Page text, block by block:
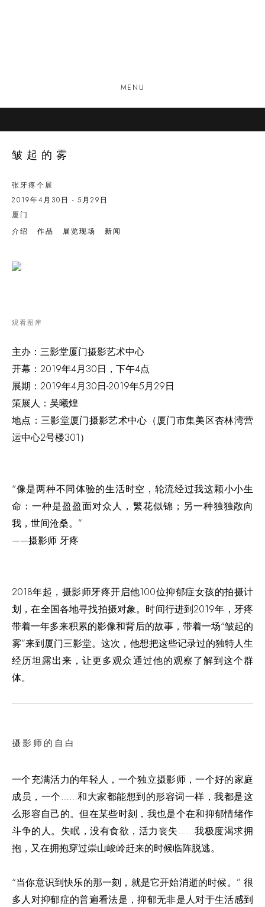
MENU
皱起的雾
张牙疼个展
2019年4月30日 - 5月29日
厦门
介绍
作品 展览现场 新闻
观看图库
主办：三影堂厦门摄影艺术中心
开幕：2019年4月30日，下午4点
展期：2019年4月30日-2019年5月29日
策展人：吴曦煌
地点：三影堂厦门摄影艺术中心（厦门市集美区杏林湾营
运中心2号楼301）
“像是两种不同体验的生活时空，轮流经过我这颗小小生
命：一种是盈盈面对众人，繁花似锦；另一种独独敞向
我，世间沧桑。”
——摄影师 牙疼
2018年起，摄影师牙疼开启他100位抑郁症女孩的拍摄计
划，在全国各地寻找拍摄对象。时间行进到2019年，牙疼
带着一年多来积累的影像和背后的故事，带着一场“皱起的
雾”来到厦门三影堂。这次，他想把这些记录过的独特人生
经历坦露出来，让更多观众通过他的观察了解到这个群
体。
摄影师的自白
一个充满活力的年轻人，一个独立摄影师，一个好的家庭
成员，一个……和大家都能想到的形容词一样，我都是这
么形容自己的。但在某些时刻，我也是个在和抑郁情绪作
斗争的人。失眠，没有食欲，活力丧失……我极度渴求拥
抱，又在拥抱穿过崇山峻岭赶来的时候临阵脱逃。
“当你意识到快乐的那一刻，就是它开始消逝的时候。” 很
多人对抑郁症的普遍看法是，抑郁无非是人对于生活感到